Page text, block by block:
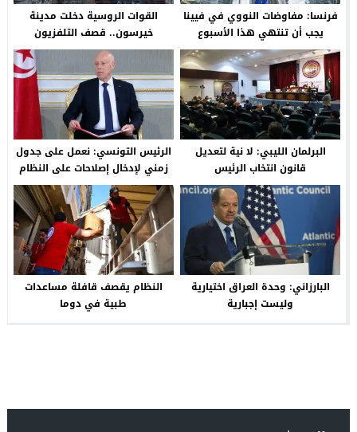
فرنسا: مفاوضات النووي في فيينا
يجب أن تنتهي هذا الأسبوع
القوات الروسية دخلت مدينة
خيرسون.. قصف التلفزيون
الأوكراني
البرلمان الليبي: لا نية لتعديل
قانون انتخاب الرئيس
الرئيس التونسي: نعمل على جدول
زمني لإدخال إصلاحات على النظام
السياسي
البارزاني: وحدة العراق اختيارية
وليست إجبارية
النظام يقصف قافلة مساعدات
طبية في دوما